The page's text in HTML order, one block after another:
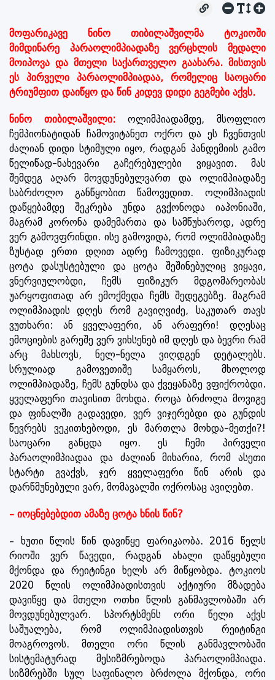
მოფარიკავე ნინო თიბილაშვილმა ტოკიოში
მიმდინარე პარაოლიმპიადაზე ვერცხლის მედალი
მოიპოვა და მთელი საქართველო გაახარა. მისთვის
ეს პირველი პარაოლიმპიადაა, რომელიც საოცარი
ტრიუმფით დაიწყო და წინ კიდევ დიდი გეგმები აქვს.
ნინო თიბილაშვილი: ოლიმპიადამდე, მსოფლიო
ჩემპიონატიდან ჩამოვიტანეთ ოქრო და ეს ჩვენთვის
ძალიან დიდი სტიმული იყო, რადგან პანდემიის გამო
წელიწად-ნახევარი გაჩერებულები ვიყავით. მას
შემდეგ აღარ მოვდუნებულვართ და ოლიმპიადაზე
საბრძოლო განწყობით წამოვედით. ოლიმპიადის
დაწყებამდე შეკრება უნდა გვქონოდა იაპონიაში,
მაგრამ კორონა დამემართა და სამწუხაროდ, ადრე
ვერ გამოვფრინდი. ისე გამოვიდა, რომ ოლიმპიადაზე
ზუსტად ერთი დღით ადრე ჩამოვედი. ფიზიკურად
ცოტა დასუსტებული და ცოტა შეშინებულიც ვიყავი,
ვნერვიულობდი, ჩემს ფიზიკურ მდგომარეობას
უარყოფითად არ ემოქმედა ჩემს შედეგებზე. მაგრამ
ოლიმპიადის დღეს რომ გავიღვიძე, საკუთარ თავს
ვუთხარი: ან ყველაფერი, ან არაფერი! დღესაც
ემოციების გარეშე ვერ ვიხსენებ იმ დღეს და ბევრი რამ
არც მახსოვს, ნელ-ნელა ვიღდგენ დეტალებს.
სრულიად გამოვეთიშე სამყაროს, მხოლოდ
ოლიმპიადაზე, ჩემს გუნდსა და ქვეყანაზე ვფიქრობდი.
ყველაფერი თავისით მოხდა. როცა ბრძოლა მოვიგე
და ფინალში გადავედი, ვერ ვიჯერებდი და გუნდის
წევრებს ვეკითხებოდი, ეს მართლა მოხდა-მეთქი?!
საოცარი განცდა იყო. ეს ჩემი პირველი
პარაოლიმპიადაა და ძალიან მიხარია, რომ ასეთი
სტარტი გვაქვს, ჯერ ყველაფერი წინ არის და
დარწმუნებული ვარ, მომავალში ოქროსაც ავიღებთ.
– იოცნებებდით ამაზე ცოტა ხნის წინ?
– ხუთი წლის წინ დავიწყე ფარიკაობა. 2016 წელს
რიოში ვერ წავედი, რადგან ახალი დაწყებული
მქონდა და რეიტინგი ხელს არ მიწყობდა. ტოკიოს
2020 წლის ოლიმპიადისთვის აქტიური მზადება
დავიწყე და მთელი ოთხი წლის განმავლობაში არ
მოვდუნებულვარ. სპორტსმენს ორი წელი აქვს
საშუალება, რომ ოლიმპიადისთვის რეიტინგი
მოაგროვოს. მთელი ორი წლის განმავლობაში
სისტემატურად მესიზმრებოდა პარაოლიმპიადა.
სიზმრებში სულ საფინალო ბრძოლა მქონდა, ორი